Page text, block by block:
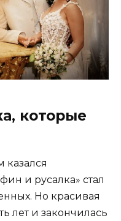
которые
и русалка» стал
Но красивая
лет и закончилась